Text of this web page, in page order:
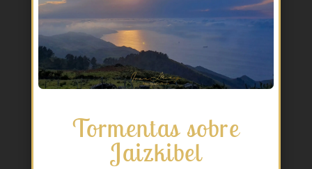
Tormentas sobre
Jaizkibel